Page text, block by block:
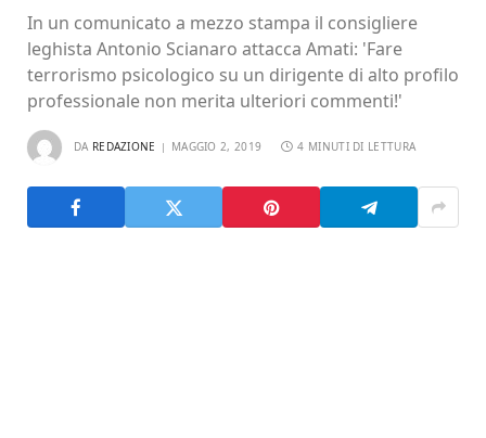
In un comunicato a mezzo stampa il consigliere
leghista Antonio Scianaro attacca Amati: 'Fare
terrorismo psicologico su un dirigente di alto profilo
professionale non merita ulteriori commenti!'
DA REDAZIONE MAGGIO 2, 2019 4 MINUTI DI LETTURA